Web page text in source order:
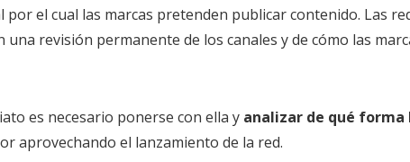
el cual las marcas pretenden publicar contenido. Las
revisión permanente de los canales y de cómo las
es necesario ponerse con ella y analizar de qué
aprovechando el lanzamiento de la red.